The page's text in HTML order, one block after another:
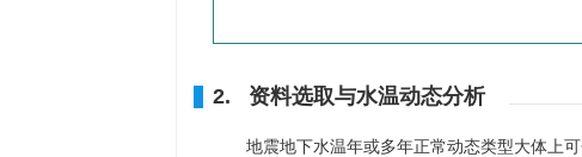
2. 资料选取与水温动态分析
地震地下水温年或多年正常动态类型大体上